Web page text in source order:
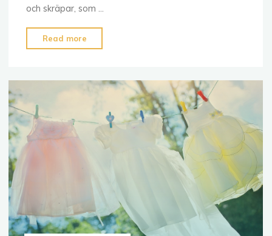
och skräpar, som …
Read more
hitta
och
spännande
outfits"